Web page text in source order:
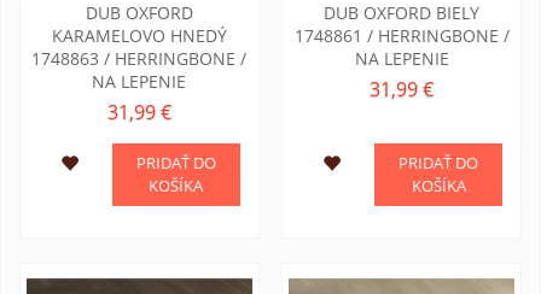
DUB OXFORD
KARAMELOVO HNEDÝ
1748863 / HERRINGBONE /
NA LEPENIE
31,99 €
PRIDAŤ DO
KOŠÍKA
DUB OXFORD BIELY
1748861 / HERRINGBONE /
NA LEPENIE
31,99 €
PRIDAŤ DO
KOŠÍKA